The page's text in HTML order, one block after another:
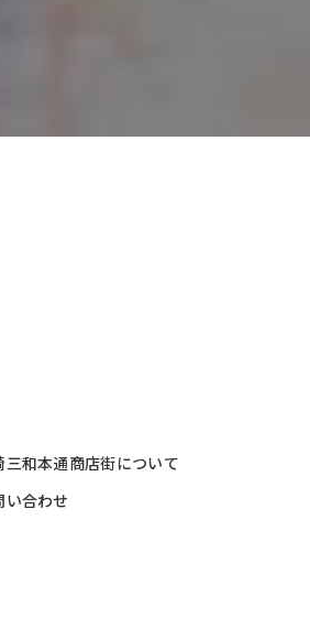
三和本通商店街について
い合わせ